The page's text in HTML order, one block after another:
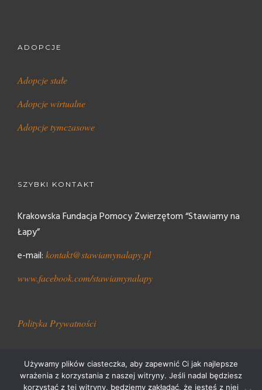
ADOPCJE
Adopcje stałe
Adopcje wirtualne
Adopcje tymczasowe
SZYBKI KONTAKT
Krakowska Fundacja Pomocy Zwierzętom “Stawiamy na
Łapy”
e-mail: kontakt@stawiamynalapy.pl
www.facebook.com/stawiamynalapy
Polityka Prywatności
Używamy plików ciasteczka, aby zapewnić Ci jak najlepsze
wrażenia z korzystania z naszej witryny. Jeśli nadal będziesz
korzystać z tej witryny, będziemy zakładać, że jesteś z niej